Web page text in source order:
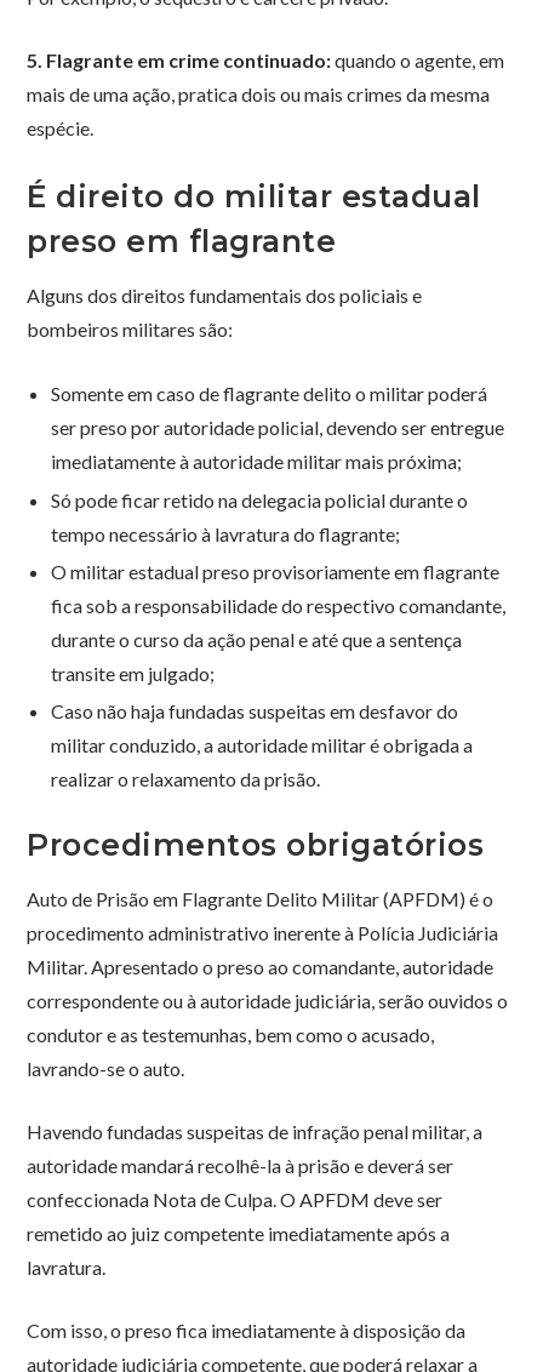
5. Flagrante em crime continuado:quando o agente, em
mais de uma ação, pratica dois ou mais crimes da mesma
espécie.
É direito do militar estadual
preso em flagrante
Alguns dos direitos fundamentais dos policiais e
bombeiros militares são:
Somente em caso de flagrante delito o militar poderá
ser preso por autoridade policial, devendo ser entregue
imediatamente à autoridade militar mais próxima;
Só pode ficar retido na delegacia policial durante o
tempo necessário à lavratura do flagrante;
O militar estadual preso provisoriamente em flagrante
fica sob a responsabilidade do respectivo comandante,
durante o curso da ação penal e até que a sentença
transite em julgado;
Caso não haja fundadas suspeitas em desfavor do
militar conduzido, a autoridade militar é obrigada a
realizar o relaxamento da prisão.
Procedimentos obrigatórios
Auto de Prisão em Flagrante Delito Militar (APFDM) é o
procedimento administrativo inerente à Polícia Judiciária
Militar. Apresentado o preso ao comandante, autoridade
correspondente ou à autoridade judiciária, serão ouvidos o
condutor e as testemunhas, bem como o acusado,
lavrando-se o auto.
Havendo fundadas suspeitas de infração penal militar, a
autoridade mandará recolhê-la à prisão e deverá ser
confeccionada Nota de Culpa. O APFDM deve ser
remetido ao juiz competente imediatamente após a
lavratura.
Com isso, o preso fica imediatamente à disposição da
autoridade judiciária competente, que poderá relaxar a